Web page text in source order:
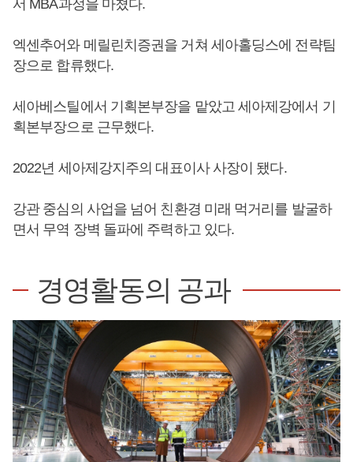
서 MBA과정을 마쳤다.
엑센추어와 메릴린치증권을 거쳐 세아홀딩스에 전략팀
장으로 합류했다.
세아베스틸에서 기획본부장을 맡았고 세아제강에서 기
획본부장으로 근무했다.
2022년 세아제강지주의 대표이사 사장이 됐다.
강관 중심의 사업을 넘어 친환경 미래 먹거리를 발굴하
면서 무역 장벽 돌파에 주력하고 있다.
경영활동의 공과